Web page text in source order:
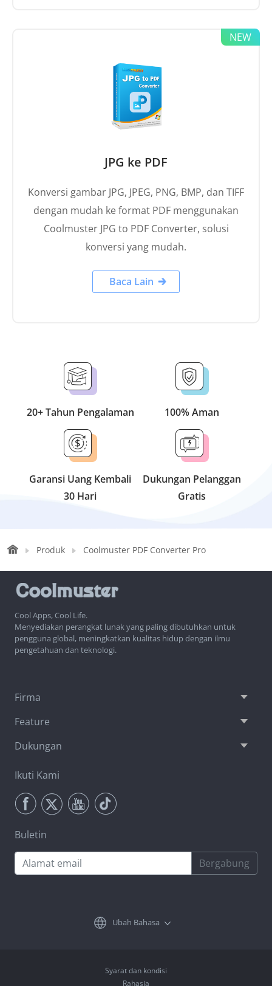
JPG ke PDF
Konversi gambar JPG, JPEG, PNG, BMP, dan TIFF
dengan mudah ke format PDF menggunakan
Coolmuster JPG to PDF Converter, solusi
konversi yang mudah.
Baca Lain
20+ Tahun Pengalaman 100% Aman
Garansi Uang Kembali
30 Hari
Dukungan Pelanggan
Gratis
Produk Coolmuster PDF Converter Pro
Cool Apps, Cool Life.
Menyediakan perangkat lunak yang paling dibutuhkan untuk
pengguna global, meningkatkan kualitas hidup dengan ilmu
pengetahuan dan teknologi.
Firma
Feature
Dukungan
Ikuti Kami
Buletin
Bergabung
Ubah Bahasa
Syarat dan kondisi
Rahasia